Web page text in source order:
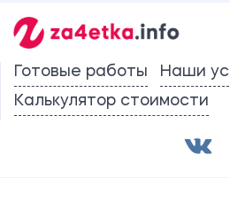
Готовые работы
Наши
Калькулятор стоимости